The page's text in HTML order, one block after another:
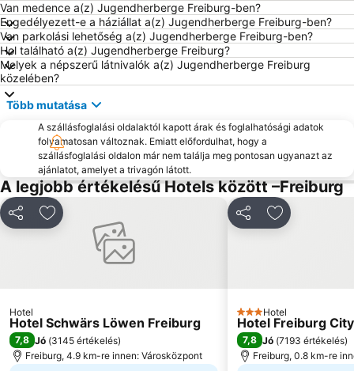
Van medence a(z) Jugendherberge Freiburg-ben?
Engedélyezett-e a háziállat a(z) Jugendherberge Freiburg-ben?
Van parkolási lehetőség a(z) Jugendherberge Freiburg-ben?
Hol található a(z) Jugendherberge Freiburg?
Melyek a népszerű látnivalók a(z) Jugendherberge Freiburg
közelében?
Több mutatása
A szállásfoglalási oldalaktól kapott árak és foglalhatósági adatok
folyamatosan változnak. Emiatt előfordulhat, hogy a
szállásfoglalási oldalon már nem találja meg pontosan ugyanazt az
ajánlatot, amelyet a trivagón látott.
A legjobb értékelésű Hotels között –Freiburg
MegosztásHozzáadás a kedvencekhez
Hotel
Hotel Schwärs Löwen Freiburg
7,8 Jó (3145 értékelés)
Freiburg, 4.9 km-re innen: Városközpont
MegosztásHozzáadás
3 Kategória
Hotel
Hotel Freiburg
7,8 Jó (7193 értékelés)
Freiburg, 0.8 km-re